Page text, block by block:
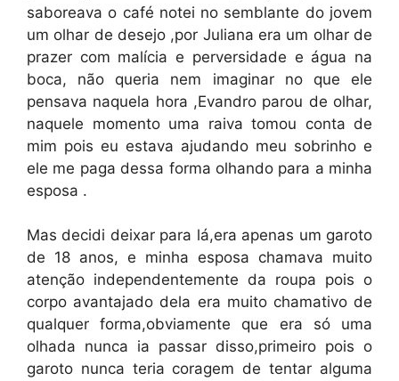
saboreava o café notei no semblante do jovem
um olhar de desejo ,por Juliana era um olhar de
prazer com malícia e perversidade e água na
boca, não queria nem imaginar no que ele
pensava naquela hora ,Evandro parou de olhar,
naquele momento uma raiva tomou conta de
mim pois eu estava ajudando meu sobrinho e
ele me paga dessa forma olhando para a minha
esposa .
Mas decidi deixar para lá,era apenas um garoto
de 18 anos, e minha esposa chamava muito
atenção independentemente da roupa pois o
corpo avantajado dela era muito chamativo de
qualquer forma,obviamente que era só uma
olhada nunca ia passar disso,primeiro pois o
garoto nunca teria coragem de tentar alguma